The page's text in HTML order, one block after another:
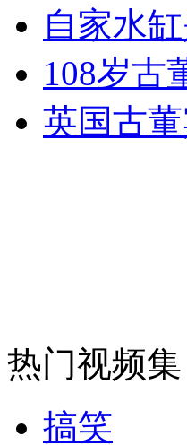
无痛分娩是否安全 医
外交部：反对强权政治
外交部：有关国家言
自家水
108岁古
英国古
热门视频集
搞笑